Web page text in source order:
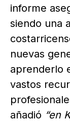
informe
siendo una
nuevas
aprenderlo
vastos
añadió “en